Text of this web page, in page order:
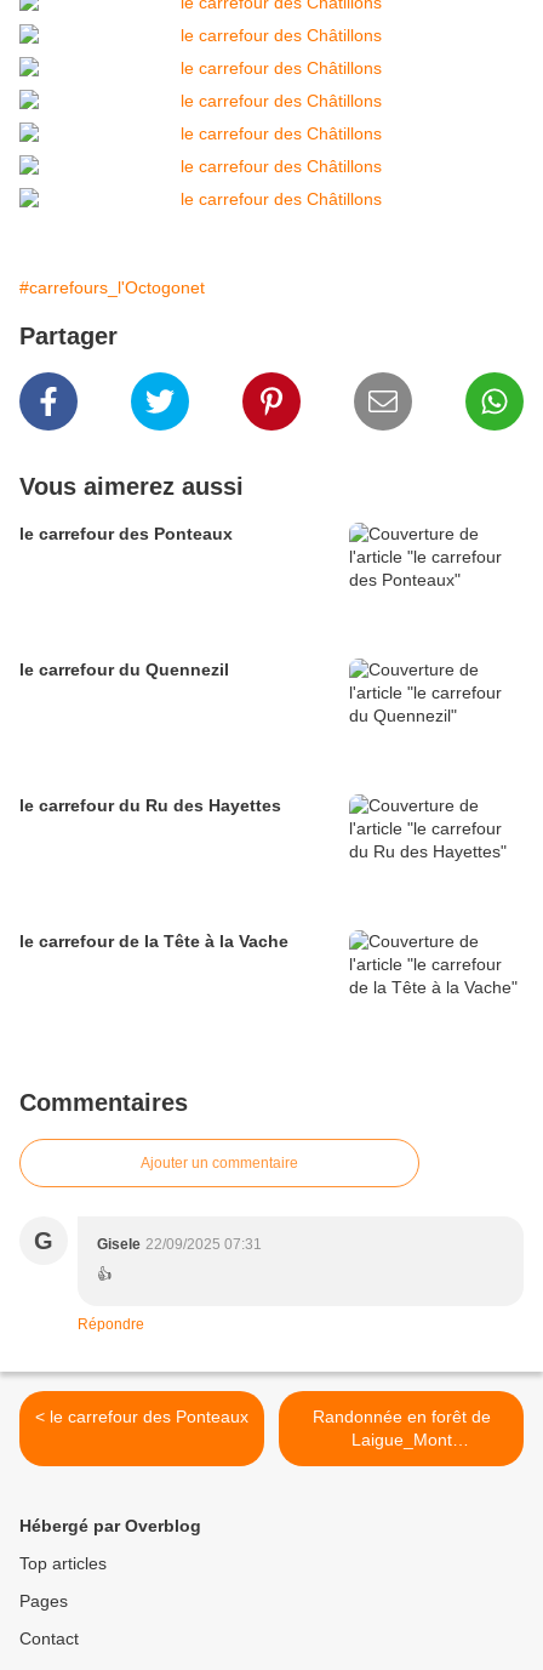
#carrefours_l'Octogonet
Partager
Vous aimerez aussi
le carrefour des Ponteaux
le carrefour du Quennezil
le carrefour du Ru des Hayettes
le carrefour de la Tête à la Vache
Commentaires
Ajouter un commentaire
G Gisele 22/09/2025 07:31
👍
Répondre
< le carrefour des Ponteaux
Randonnée en forêt de
Laigue_Mont
Moyen_Queue du
Hébergé par Overblog
Top articles
Pages
Contact